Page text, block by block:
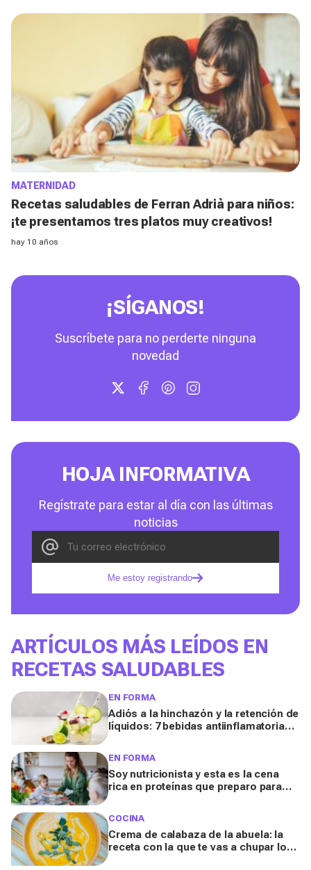
MATERNIDAD
Recetas saludables de Ferran Adrià para niños:
¡te presentamos tres platos muy creativos!
hay 10 años
¡SÍGANOS!
Suscríbete para no perderte ninguna
novedad
HOJA INFORMATIVA
Regístrate para estar al día con las últimas
noticias
Me estoy registrando
ARTÍCULOS MÁS LEÍDOS EN
RECETAS SALUDABLES
EN FORMA
Adiós a la hinchazón y la retención de
líquidos: 7 bebidas antiinflamatorias
EN FORMA
Soy nutricionista y esta es la cena
rica en proteínas que preparo para
COCINA
Crema de calabaza de la abuela: la
receta con la que te vas a chupar los